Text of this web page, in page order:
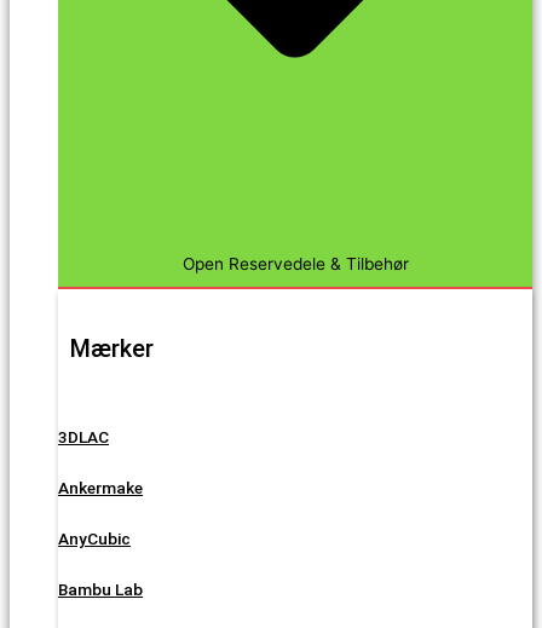
Open Reservedele & Tilbehør
Mærker
3DLAC
Ankermake
AnyCubic
Bambu Lab